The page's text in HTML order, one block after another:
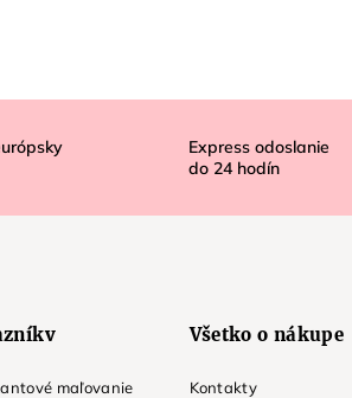
Express odoslanie
do 24 hodín
maľovanie
Všetko o nákupe
Kontakty